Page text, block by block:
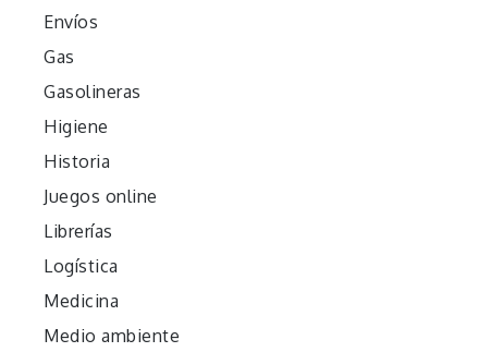
Envíos
Gas
Gasolineras
Higiene
Historia
Juegos online
Librerías
Logística
Medicina
Medio ambiente